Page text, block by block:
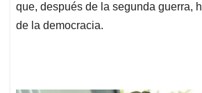
que, después de la segunda guerra,
de la democracia.